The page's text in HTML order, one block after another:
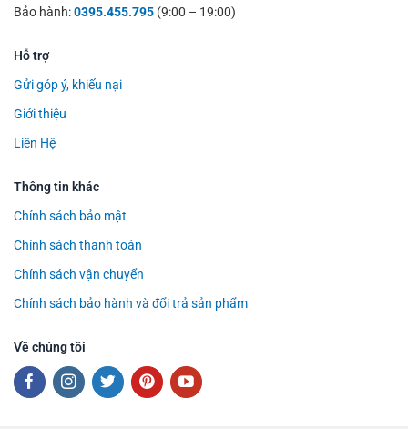
Bảo hành:0395.455.795 (9:00 – 19:00)
Hỗ trợ
Gửi góp ý, khiếu nại
Giới thiệu
Liên Hệ
Thông tin khác
Chính sách bảo mật
Chính sách thanh toán
Chính sách vận chuyển
Chính sách bảo hành và đổi trả sản phẩm
Về chúng tôi